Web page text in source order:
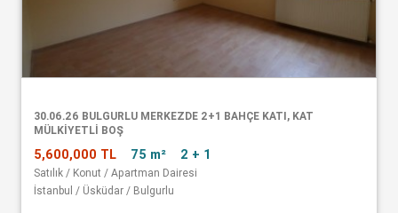
30.06.26 BULGURLU MERKEZDE 2+1 BAHÇE KATI, KAT
MÜLKİYETLİ BOŞ
5,600,000 TL 75 m² 2 + 1
Satılık / Konut / Apartman Dairesi
İstanbul / Üsküdar / Bulgurlu